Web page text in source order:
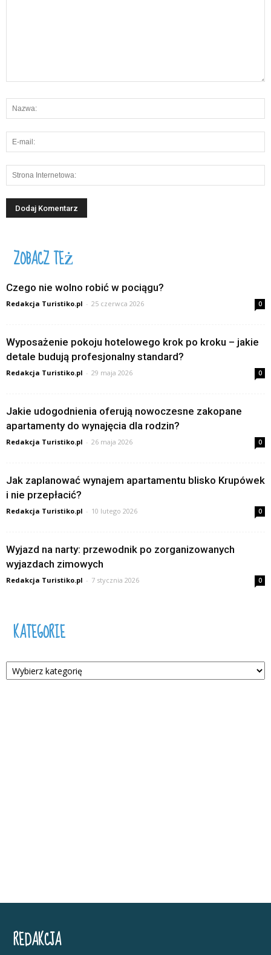
ZOBACZ TEŻ
Czego nie wolno robić w pociągu?
Redakcja Turistiko.pl - 25 czerwca 2026 0
Wyposażenie pokoju hotelowego krok po kroku – jakie
detale budują profesjonalny standard?
Redakcja Turistiko.pl - 29 maja 2026 0
Jakie udogodnienia oferują nowoczesne zakopane
apartamenty do wynajęcia dla rodzin?
Redakcja Turistiko.pl - 26 maja 2026 0
Jak zaplanować wynajem apartamentu blisko Krupówek
i nie przepłacić?
Redakcja Turistiko.pl - 10 lutego 2026 0
Wyjazd na narty: przewodnik po zorganizowanych
wyjazdach zimowych
Redakcja Turistiko.pl - 7 stycznia 2026 0
KATEGORIE
Kategorie
REDAKCJA